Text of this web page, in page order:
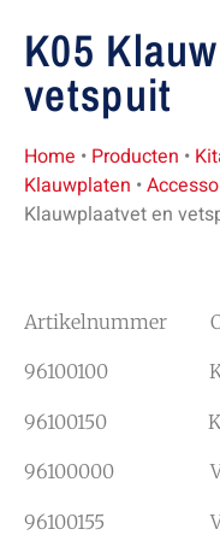
K05
vetspuit
Home • Producten •
Klauwplaten •
Klauwplaatvet en
Artikelnummer
96100100 K05
96100150 K05
96100000
96100155